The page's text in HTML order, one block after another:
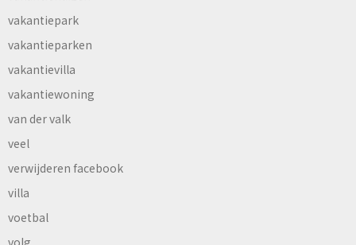
vakantiepark
vakantieparken
vakantievilla
vakantiewoning
van der valk
veel
verwijderen facebook
villa
voetbal
volg